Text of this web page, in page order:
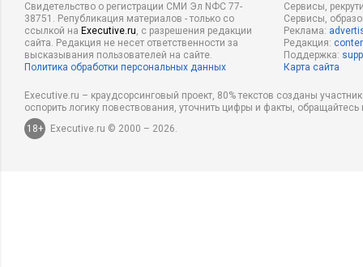
Свидетельство о регистрации СМИ Эл NФС 77-
38751. Републикация материалов - только со
ссылкой на Executive.ru, с разрешения редакции
сайта. Редакция не несет ответственности за
высказывания пользователей на сайте.
Политика обработки персональных данных
Сервисы,
Сервисы,
Реклама:
Редакция:
Поддержка:
Карта сайта
Executive.ru – краудсорсинговый проект, 80% текстов созданы
оспорить логику повествования, уточнить цифры и факты,
18+
Executive.ru © 2000 – 2026.